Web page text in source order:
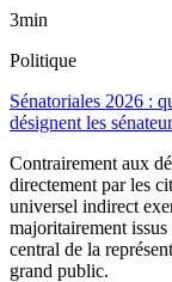
3min
Politique
Sénatoriales 2026 :
désignent les
Contrairement aux
directement par les
universel indirect
majoritairement
central de la
grand public.